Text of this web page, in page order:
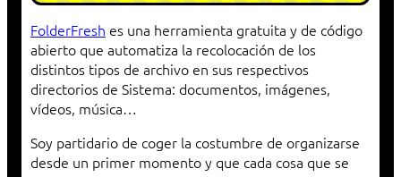
FolderFresh es una herramienta gratuita y de código
abierto que automatiza la recolocación de los
distintos tipos de archivo en sus respectivos
directorios de Sistema: documentos, imágenes,
vídeos, música…
Soy partidario de coger la costumbre de organizarse
desde un primer momento y que cada cosa que se